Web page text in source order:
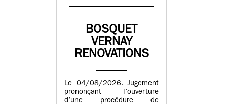
BOSQUET
VERNAY
RENOVATIONS
Le 04/08/2026. Jugement
prononçant l’ouverture
d’une procédure de